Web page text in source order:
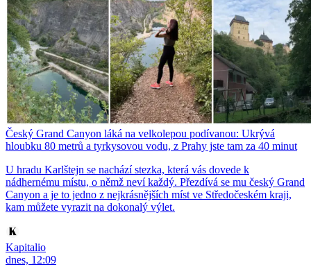
Český Grand Canyon láká na velkolepou podívanou: Ukrývá
hloubku 80 metrů a tyrkysovou vodu, z Prahy jste tam za 40 minut
U hradu Karlštejn se nachází stezka, která vás dovede k
nádhernému místu, o němž neví každý. Přezdívá se mu český Grand
Canyon a je to jedno z nejkrásnějších míst ve Středočeském kraji,
kam můžete vyrazit na dokonalý výlet.
Kapitalio
dnes, 12:09